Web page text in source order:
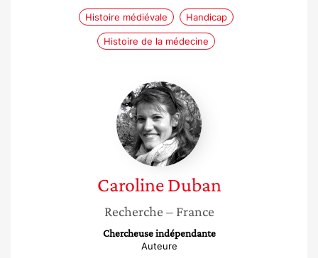
Histoire médiévale Handicap
Histoire de la médecine
Caroline
Duban
Caroline Duban
Recherche – France
Chercheuse indépendante
Auteure